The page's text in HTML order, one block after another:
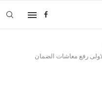
رفع معاشات الضمان